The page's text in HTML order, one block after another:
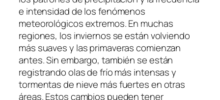
e intensidad de los fenómenos
meteorológicos extremos. En muchas
regiones, los inviernos se están volviendo
más suaves y las primaveras comienzan
antes. Sin embargo, también se están
registrando olas de frío más intensas y
tormentas de nieve más fuertes en otras
áreas. Estos cambios pueden tener